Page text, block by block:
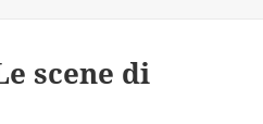
scene di